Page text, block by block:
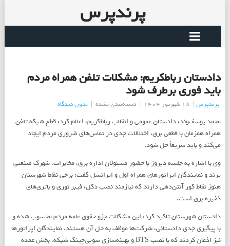
پرندپرس
دادستان رباط‌کریم: مشکلات تلفن همراه مردم
باید فوری برطرف شود
پرندپرس| 18 شهریور 1404 | دسته‌بندی نشده | بدون دیدگاه
محمد یوسف‌وند، دادستان عمومی و انقلاب رباط‌کریم، اعلام کرد: قطع شبکه تلفن
همراه همزمان با قطعی برق، اختلالات جدی در تماس‌های ضروری مردم ایجاد
می‌کند و باید سریعاً حل شود.
وی با اشاره به جلسه دیروز با حضور مسئولان اداره برق، مخابرات، شهرک صنعتی
پرند و نمایندگان اپراتورهای همراه اول و ایرانسل گفت: برخی نقاط شهرستان
هنوز نقاط کور آنتن‌دهی دارند که نیازمند نصب دکل، فیبر نوری و باتری‌های
ذخیره برق است.
دادستان شهرستان تاکید کرد: این مشکلات جزو حقوق عامه مردم محسوب شده و
با پیگیری جدی دادستانی، شرکت‌ها موظف به حل آن هستند. نمایندگان اپراتورها
نیز اذعان کردند که با نصب BTS و بهینه‌سازی سویی‌چینگ شبکه، بخش عمده